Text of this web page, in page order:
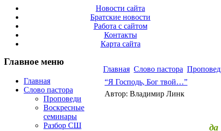
Новости сайта
Братские новости
Работа с сайтом
Контакты
Карта сайта
Главное меню
Главная
Слово пастора
Проповеди
Воскресные
семинары
Разбор СШ
Главная Слово пастора
“Я Господь, Бог твой…”
Автор: Владимир Линк
да